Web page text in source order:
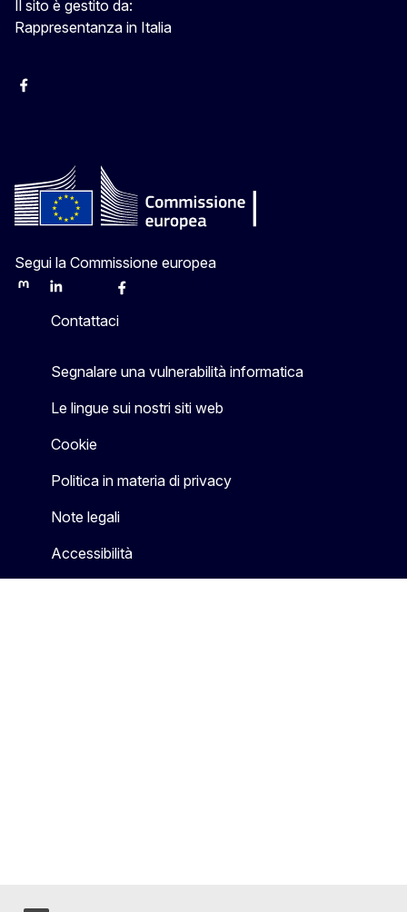
Il sito è gestito da:
Rappresentanza in Italia
Facebook Europa in Italia
Segui la Commissione europea
MastodonLinkedInBlueskyFacebook
Contattaci
Segnalare una vulnerabilità informatica
Le lingue sui nostri siti web
Cookie
Politica in materia di privacy
Note legali
Accessibilità